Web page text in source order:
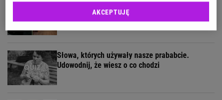
Quiz czytelniczy. Te tytuły powinien znać każdy
wykształcony człowiek!
Słowa, których używały nasze prababcie.
Udowodnij, że wiesz o co chodzi
AKCEPTUJĘ